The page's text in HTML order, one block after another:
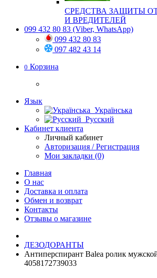
СРЕДСТВА ЗАЩИТЫ
И ВРЕДИТЕЛЕЙ
099 432 80 83 (Viber, WhatsApp)
099 432 80 83
097 482 43 14
0 Корзина
Язык
Українська
Русский
Кабинет клиента
Личный кабинет
Авторизация / Регистрация
Мои закладки (0)
Главная
О нас
Доставка и оплата
Обмен и возврат
Контакты
Отзывы о магазине
ДЕЗОДОРАНТЫ
Антиперспирант Balea ролик
4058172739033